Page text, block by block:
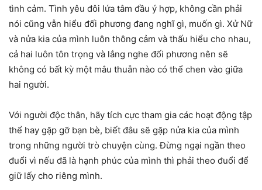
tình cảm. Tình yêu đôi lứa tâm đầu ý hợp, không cần phải
nói cũng vẫn hiểu đối phương đang nghĩ gì, muốn gì. Xử Nữ
và nửa kia của mình luôn thông cảm và thấu hiểu cho nhau,
cả hai luôn tôn trọng và lắng nghe đối phương nên sẽ
không có bất kỳ một mâu thuẫn nào có thể chen vào giữa
hai người.
Với người độc thân, hãy tích cực tham gia các hoạt động tập
thể hay gặp gỡ bạn bè, biết đâu sẽ gặp nửa kia của mình
trong những người trò chuyện cùng. Đừng ngại ngần theo
đuổi vì nếu đã là hạnh phúc của mình thì phải theo đuổi để
giữ lấy cho riêng mình.